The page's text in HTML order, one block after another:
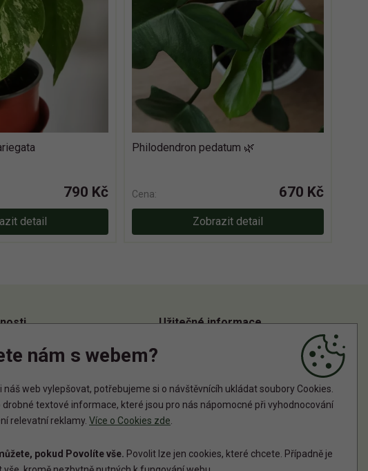
790 Kč
detail
Philodendron pedatum 🌿
Cena: 670 Kč
Zobrazit detail
Užitečné informace
Informace o zpracování osobních údajů
nám s webem?
web vylepšovat, potřebujeme si o návštěvnícíh ukládat soubory Cookies.
drobné textové informace, které jsou pro nás nápomocné při vyhodnocování
relevatní reklamy. Více o Cookies zde
pokud Povolíte vše. Povolit lze jen cookies, které chcete. Případně je